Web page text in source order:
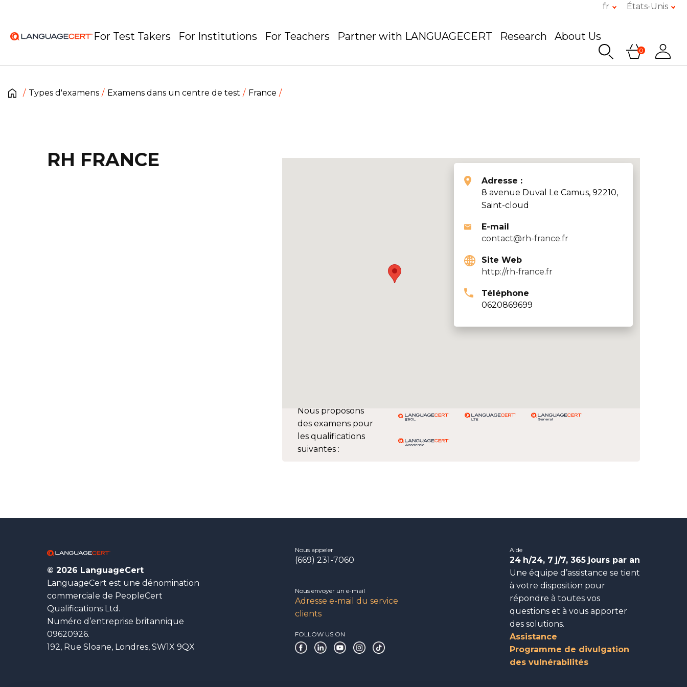
fr États-Unis
For Test Takers For Institutions For Teachers Partner with LANGUAGECERT Research About Us
0
Types d'examens Examens dans un centre de test France
Nous proposons
des examens pour
les qualifications
suivantes :
Adresse :
8 avenue Duval Le Camus, 92210,
Saint-cloud
E-mail
contact@rh-france.fr
Site Web
http://rh-france.fr
Téléphone
0620869699
RH FRANCE
© 2026 LanguageCert
LanguageCert est une dénomination
commerciale de PeopleCert
Qualifications Ltd.
Numéro d’entreprise britannique
09620926.
192, Rue Sloane, Londres, SW1X 9QX
Nous appeler
(669) 231-7060
Nous envoyer un e-mail
Adresse e-mail du service
clients
FOLLOW US ON
Aide
24 h/24, 7 j/7, 365 jours par an
Une équipe d’assistance se tient
à votre disposition pour
répondre à toutes vos
questions et à vous apporter
des solutions.
Assistance
Programme de divulgation
des vulnérabilités